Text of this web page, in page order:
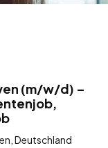
(m/w/d) –
Deutschland